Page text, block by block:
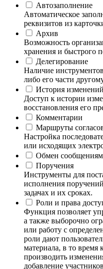
Автозаполнение
Автоматическое
реквизитов из
Архив
Возможность
хранения и быстрого
Делегирование
Наличие
либо его части
История изменений
Доступ к истории
восстановления его
Комментарии
Маршруты
Настройка
или исходящих
Обмен
Поручения
Инструменты для
исполнения
задачах и их сроках.
Роли и права
Функция позволяет
а также выборочно
или работу с
роли дают
материала, в то время
производить
добавление